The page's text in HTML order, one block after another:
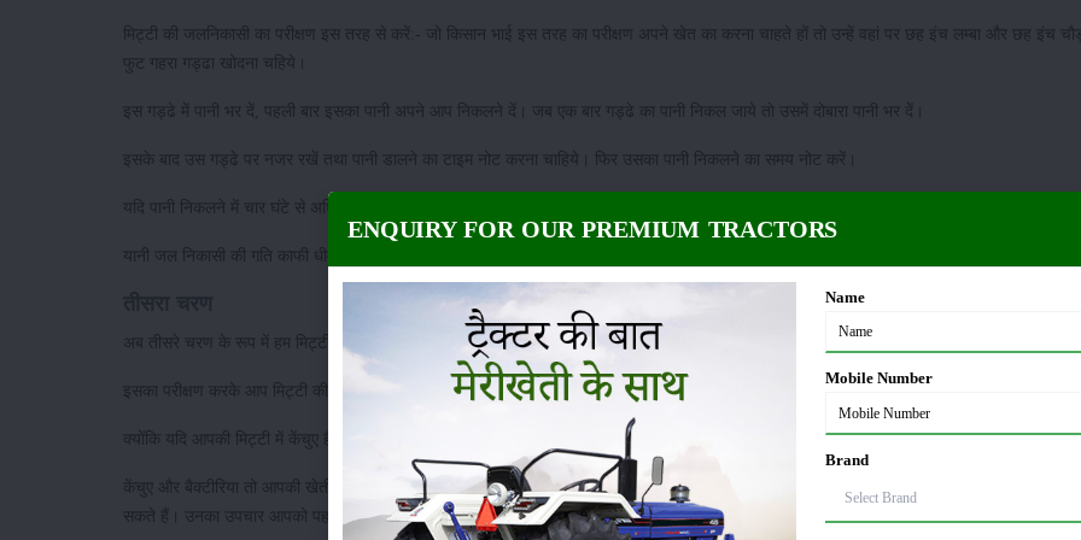
मिट्टी की जलनिकासी का परीक्षण इस तरह से करें:- जो किसान भाई इस तरह का परीक्षण अपने खेत का करना चाहते हों तो उन्हें वहां पर छह इंच लम्बा और छह इंच
फुट गहरा गड्ढा खोदना चहिये।
इस गड्ढे में पानी भर दें, पहली बार इसका पानी अपने आप निकलने दें। जब एक बार गड्ढे का पानी निकल जाये तो उसमें दोबारा पानी भर दें।
इसके बाद उस गड्ढे पर नजर रखें तथा पानी डालने का टाइम नोट करना चाहिये। फिर उसका पानी निकलने का समय नोट करें।
यदि पानी निकलने में चार घंटे से अधिक समय लगता है तो आपको समझना चाहिये कि आपकी इस मिट्टी में जल निकासी की समस्या है।
यानी जल निकासी की गति काफी धीमी है। इसके बाद उस मिट्टी का उपचार कराना चाहिये। उसके बाद ही कोई फसल बोने की योजना बनानी चाहिये।
अब तीसरे चरण के रूप में हम मिट्टी की उर्वरा शक्ति यानी उसकी जैविक शक्ति का परीक्षण करेंगे। मिट्टी की जैविक शक्ति उसकी उर्वरा शक्ति का परिचय देती है।
इसका परीक्षण करके आप मिट्टी की जैविक गतिविधियों की परख कर सकते हैं। इससे आपको मालूम हो सकता है कि आपकी मिट्टी कितनी उपजाऊ है।
क्योंकि यदि आपकी मिट्टी में केंचुए हैं तो आपको यह समझना चाहिये कि आपकी मिट्टी में अन्य तरह के भी बैक्टीरिया व कीट भी हो सकते हैं।
केंचुए और बैक्टीरिया तो आपकी खेती के लिए लाभकारी होते हैं और यह मिट्टी को स्वस्थ और उपजाऊ बनाने में मदद करते हैं लेकिन रोगाणु कीट आपकी फसल को नुकसान
सकते हैं। उनका उपचार आपको पहले से ही करना होगा।
ENQUIRY FOR OUR PREMIUM TRACTORS
Name
Mobile Number
Brand